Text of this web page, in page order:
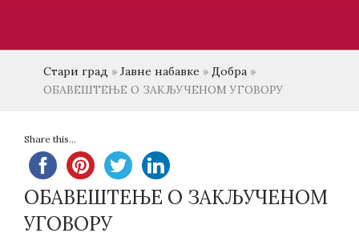
Стари град » Јавне набавке » Добра »
ОБАВЕШТЕЊЕ О ЗАКЉУЧЕНОМ УГОВОРУ
Share this...
ОБАВЕШТЕЊЕ О ЗАКЉУЧЕНОМ
УГОВОРУ